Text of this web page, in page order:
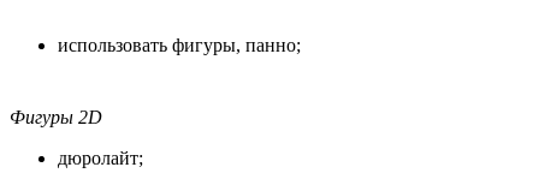
использовать фигуры, панно;
Фигуры 2D
дюролайт;